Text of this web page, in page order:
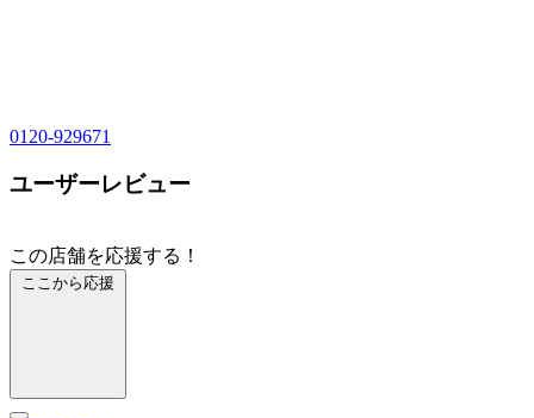
0120-929671
ユーザーレビュー
この店舗を応援する！
ここから応援